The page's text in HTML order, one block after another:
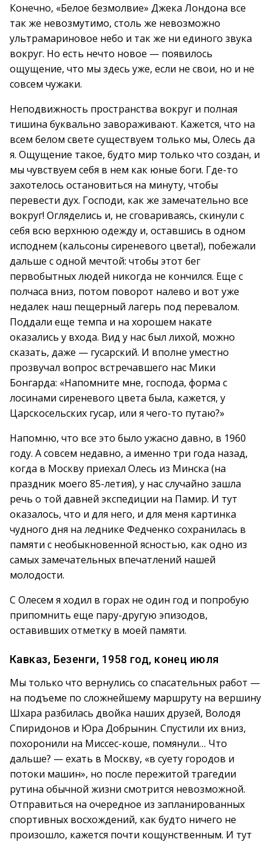
Конечно, «Белое безмолвие» Джека Лондона все
так же невозмутимо, столь же невозможно
ультрамариновое небо и так же ни единого звука
вокруг. Но есть нечто новое — появилось
ощущение, что мы здесь уже, если не свои, но и не
совсем чужаки.
Неподвижность пространства вокруг и полная
тишина буквально завораживают. Кажется, что на
всем белом свете существуем только мы, Олесь да
я. Ощущение такое, будто мир только что создан, и
мы чувствуем себя в нем как юные боги. Где-то
захотелось остановиться на минуту, чтобы
перевести дух. Господи, как же замечательно все
вокруг! Огляделись и, не сговариваясь, скинули с
себя всю верхнюю одежду и, оставшись в одном
исподнем (кальсоны сиреневого цвета!), побежали
дальше с одной мечтой: чтобы этот бег
первобытных людей никогда не кончился. Еще с
полчаса вниз, потом поворот налево и вот уже
недалек наш пещерный лагерь под перевалом.
Поддали еще темпа и на хорошем накате
оказались у входа. Вид у нас был лихой, можно
сказать, даже — гусарский. И вполне уместно
прозвучал вопрос встречавшего нас Мики
Бонгарда: «Напомните мне, господа, форма с
лосинами сиреневого цвета была, кажется, у
Царскосельских гусар, или я чего-то путаю?»
Напомню, что все это было ужасно давно, в 1960
году. А совсем недавно, а именно три года назад,
когда в Москву приехал Олесь из Минска (на
праздник моего 85-летия), у нас случайно зашла
речь о той давней экспедиции на Памир. И тут
оказалось, что и для него, и для меня картинка
чудного дня на леднике Федченко сохранилась в
памяти с необыкновенной ясностью, как одно из
самых замечательных впечатлений нашей
молодости.
С Олесем я ходил в горах не один год и попробую
припомнить еще пару-другую эпизодов,
оставивших отметку в моей памяти.
Кавказ, Безенги, 1958 год, конец июля
Мы только что вернулись со спасательных работ —
на подъеме по сложнейшему маршруту на вершину
Шхара разбилась двойка наших друзей, Володя
Спиридонов и Юра Добрынин. Спустили их вниз,
похоронили на Миссес-коше, помянули… Что
дальше? — ехать в Москву, «в суету городов и
потоки машин», но после пережитой трагедии
рутина обычной жизни смотрится невозможной.
Отправиться на очередное из запланированных
спортивных восхождений, как будто ничего не
произошло, кажется почти кощунственным. И тут